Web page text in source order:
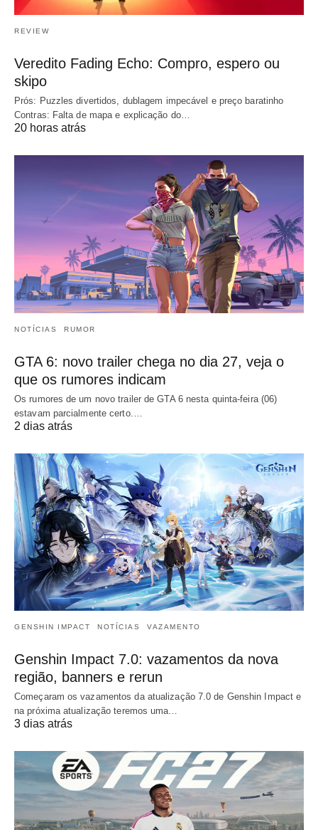
REVIEW
Veredito Fading Echo: Compro, espero ou
skipo
Prós: Puzzles divertidos, dublagem impecável e preço baratinho
Contras: Falta de mapa e explicação do…
20 horas atrás
NOTÍCIAS RUMOR
GTA 6: novo trailer chega no dia 27, veja o
que os rumores indicam
Os rumores de um novo trailer de GTA 6 nesta quinta-feira (06)
estavam parcialmente certo.…
2 dias atrás
GENSHIN IMPACT NOTÍCIAS VAZAMENTO
Genshin Impact 7.0: vazamentos da nova
região, banners e rerun
Começaram os vazamentos da atualização 7.0 de Genshin Impact e
na próxima atualização teremos uma…
3 dias atrás